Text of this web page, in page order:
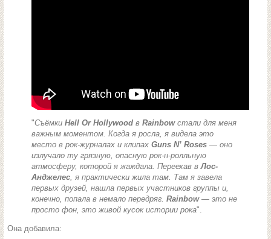
"Съёмки Hell Or Hollywood в Rainbow стали для меня
важным моментом. Когда я росла, я видела это
место в рок-журналах и клипах Guns N’ Roses — оно
излучало ту грязную, опасную рок-н-ролльную
атмосферу, которой я жаждала. Переехав вЛос-
Анджелес, я практически жила там. Там я завела
первых друзей, нашла первых участников группы и,
конечно, попала в немало передряг. Rainbow — это не
просто фон, это живой кусок истории рока".
Она добавила: